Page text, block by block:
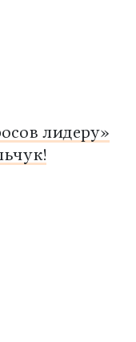
лидеру»